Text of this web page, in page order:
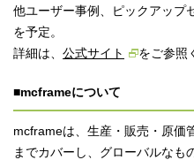
他ユーザー事例、ピックアップ
を予定。
詳細は、 公式サイト をご参照
■mcframeについて
mcframeは、生産・販売・原価
までカバーし、グローバルなも